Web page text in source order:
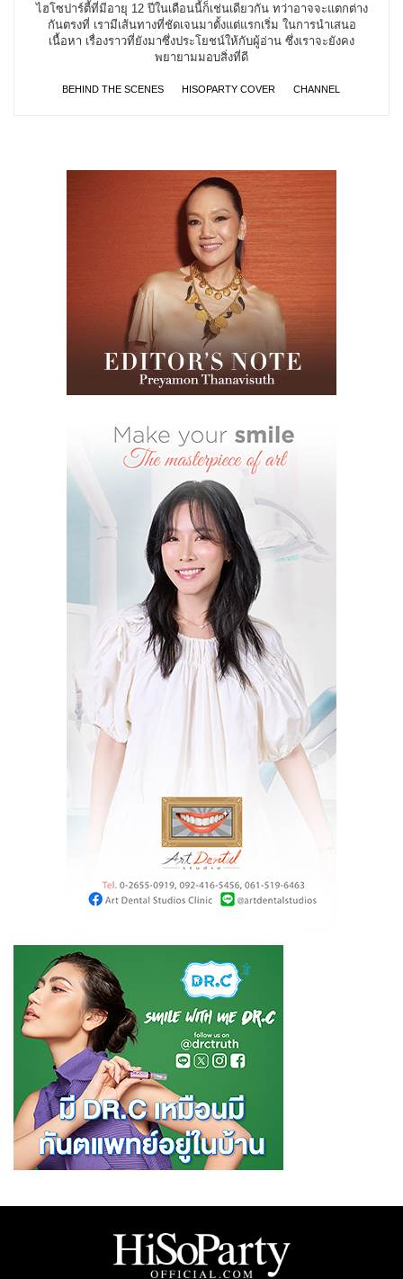
ไฮโซปาร์ตี้ที่มีอายุ 12 ปีในเดือนนี้ก็เช่นเดียวกัน ทว่าอาจจะแตกต่าง
กันตรงที่ เรามีเส้นทางที่ชัดเจนมาตั้งแต่แรกเริ่ม ในการนำเสนอ
เนื้อหา เรื่องราวที่ยังมาซึ่งประโยชน์ให้กับผู้อ่าน ซึ่งเราจะยังคง
พยายามมอบสิ่งที่ดี
BEHIND THE SCENES HISOPARTY COVER CHANNEL